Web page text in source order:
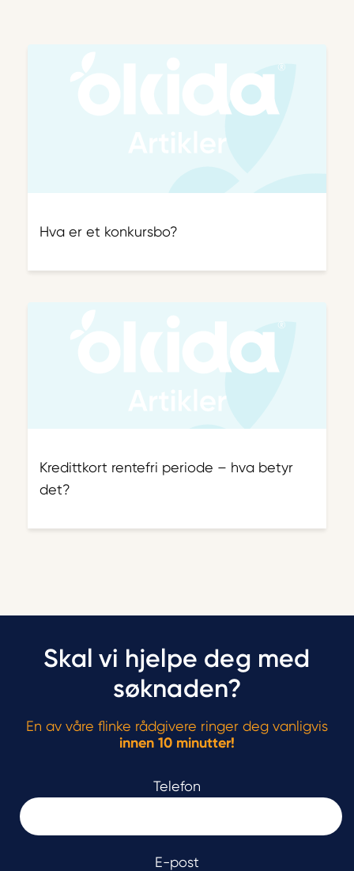
Hva er et konkursbo?
Kredittkort rentefri periode – hva betyr
det?
Skal vi hjelpe deg med
søknaden?
En av våre flinke rådgivere ringer deg vanligvis
innen 10 minutter!
Telefon
E-post